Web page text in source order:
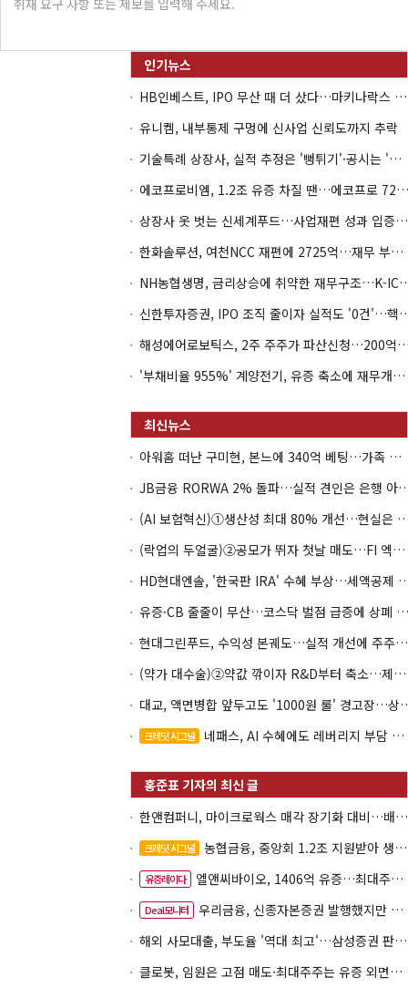
HB인베스트, IPO 무산 때 더 샀다…마키나락스 투자 2.7배 회수
유니켐, 내부통제 구멍에 신사업 신뢰도까지 추락
기술특례 상장사, 실적 추정은 '뻥튀기'·공시는 '누락'
에코프로비엠, 1.2조 유증 차질 땐…에코프로 7270억 '독박'
상장사 옷 벗는 신세계푸드…사업재편 성과 입증할까
한화솔루션, 여천NCC 재편에 2725억…재무 부담 커지나
NH농협생명, 금리상승에 취
신한투자증권, IPO 조직 줄
해성에어로보틱스, 2주 주주가 파산
'부채비율 955%' 계양전기, 유증 축소에 재무개선 효과 '뚝'
아워홈 떠난 구미현, 본느에 340억 베팅…가족 지배체제 구축
JB금융 RORWA 2% 돌파…실
(AI 보험혁신)①생산성 최대 80%
(락업의 두얼굴)②공모가 뛰자 첫날 매도…FI 엑시트 전략 갈렸다
HD현대엔솔, '한국판 IRA' 수혜
유증·CB 줄줄이 무산…코스닥 벌점 급증에 상폐 압박
현대그린푸드, 수익성 본궤도…실적 개선에 주주환원까지
(약가 대수술)②약값 깎이자 R&D부터 축소…제약업계 비상경영 돌입
대교, 액면병합 앞두고
크레딧 시그널 네패스, AI 수혜에도 레버리지 부담 여전
한앤컴퍼니, 마이크로웍스 매각 장기화 대비…배당 회수판 깔았다
크레딧 시그널 농협금융, 중앙회 1.2조 지원받아 생산적금융 확대
유증레이다 엘앤씨바이오, 1406억 유증…최대주주는 절반만 청약
Deal모니터
우리금융, 신종자본증권 발행했지만 차환금리 '부담'
해외 사모대출, 부도율 '역대 최고'…삼성증권 판매상품도 환매 불안
클로봇, 임원은 고점 매도·최대주주는 유증 외면…책임투자 도마